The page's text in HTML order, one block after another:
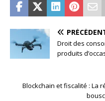
Droit des
produits
Blockchain et fiscalité : La